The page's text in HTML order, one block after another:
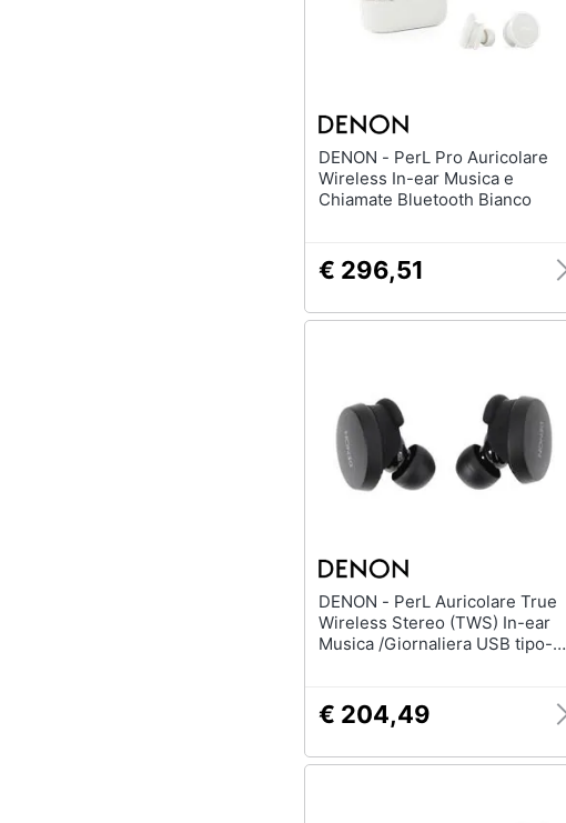
DENON - PerL Pro Auricolare
Wireless In-ear Musica e
Chiamate Bluetooth Bianco
€ 296,51
DENON - PerL Auricolare True
Wireless Stereo (TWS) In-ear
Musica /Giornaliera USB tipo-C
€ 204,49